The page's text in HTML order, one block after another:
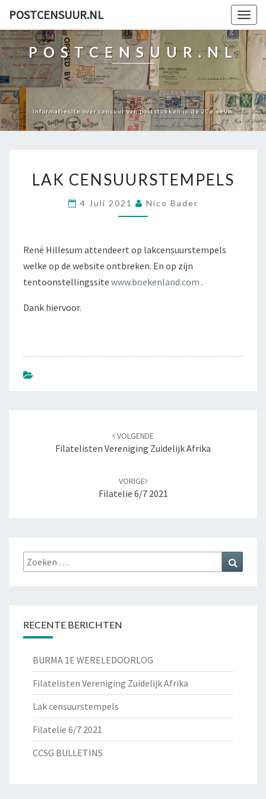
POSTCENSUUR.NL
POSTCENSUUR.NL
Informatiesite over censuur van poststukken in de 20e eeuw
CENSUURSTEMPELS
LAK CENSUURSTEMPELS
4 Juli 2021 Nico Bader
René Hillesum attendeert op lakcensuurstempels
welke op de website ontbreken. En op zijn
tentoonstellingssite www.boekenland.com .
Dank hiervoor.
VOLGENDE
Filatelisten Vereniging Zuidelijk Afrika
VORIGE
Filatelie 6/7 2021
Zoeken
naar:
RECENTE BERICHTEN
BURMA 1E WERELEDOORLOG
Filatelisten Vereniging Zuidelijk Afrika
Lak censuurstempels
Filatelie 6/7 2021
CCSG BULLETINS